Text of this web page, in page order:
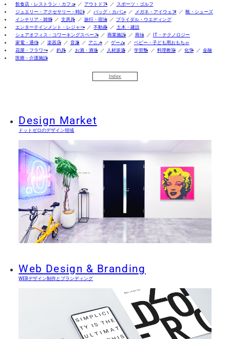
飲食店・レストラン・カフェ
アウトドア
スポーツ・ゴルフ
ジュエリー・アクセサリー・時計
バッグ・カバン メガネ・アイウェア
靴・シューズ
インテリア・雑貨
文房具 旅行・宿泊
ブライダル・ウエディング
エンターテインメント・レジャー
不動産
土木・建設
シェアオフィス・コワーキングスペース
商業施設 商社
IT・テクノロジー
家電・通信
楽器店 音楽 アニメ ゲーム
ベビー・子ども用おもちゃ
花屋・フラワー
釣具 お酒・酒造 人材派遣 学習塾 料理教室 化学
金融
医療・介護施設
Index
Design Market
ドットゼロのデザイン領域
Web Design & Branding
WEBデザイン制作とブランディング